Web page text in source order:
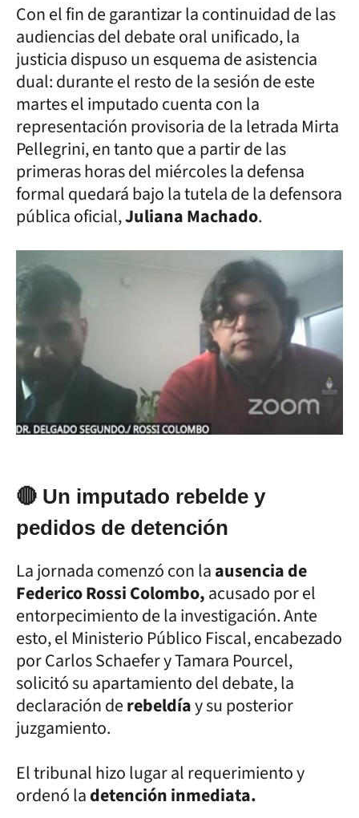
Con el fin de garantizar la continuidad de las
audiencias del debate oral unificado, la
justicia dispuso un esquema de asistencia
dual: durante el resto de la sesión de este
martes el imputado cuenta con la
representación provisoria de la letrada Mirta
Pellegrini, en tanto que a partir de las
primeras horas del miércoles la defensa
formal quedará bajo la tutela de la defensora
pública oficial,Juliana Machado.
🔴 Un imputado rebelde y
pedidos de detención
La jornada comenzó con laausencia de
Federico Rossi Colombo,acusado por el
entorpecimiento de la investigación. Ante
esto, el Ministerio Público Fiscal, encabezado
por Carlos Schaefer y Tamara Pourcel,
solicitó su apartamiento del debate, la
declaración derebeldíay su posterior
juzgamiento.
El tribunal hizo lugar al requerimiento y
ordenó ladetención inmediata.